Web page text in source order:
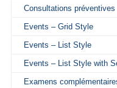
Consultations préventives
Events – Grid Style
Events – List Style
Events – List Style with
Examens